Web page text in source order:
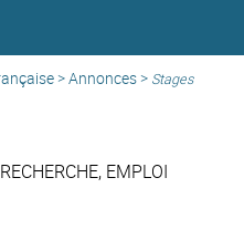
>Annonces> Stages
RECHERCHE, EMPLOI